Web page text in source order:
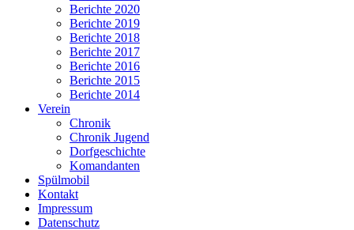
Berichte 2020
Berichte 2019
Berichte 2018
Berichte 2017
Berichte 2016
Berichte 2015
Berichte 2014
Verein
Chronik
Chronik Jugend
Dorfgeschichte
Komandanten
Spülmobil
Kontakt
Impressum
Datenschutz